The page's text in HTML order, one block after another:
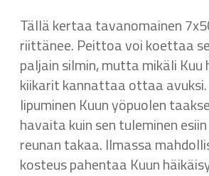
Tällä kertaa tavanomainen
riittänee. Peittoa voi koettaa
paljain silmin, mutta mikäli Kuu
kiikarit kannattaa ottaa avuksi.
lipuminen Kuun yöpuolen
havaita kuin sen tuleminen
reunan takaa. Ilmassa
kosteus pahentaa Kuun